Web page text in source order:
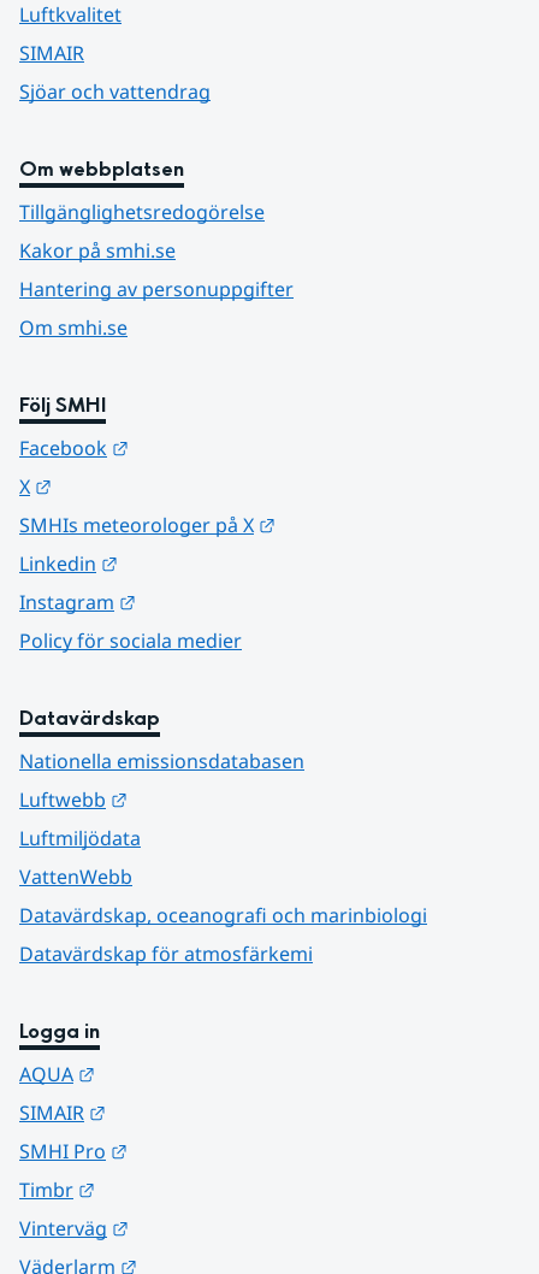
Luftkvalitet
SIMAIR
Sjöar och vattendrag
Om webbplatsen
Tillgänglighetsredogörelse
Kakor på smhi.se
Hantering av personuppgifter
Om smhi.se
Följ SMHI
Facebook
X
SMHIs meteorologer på X
Linkedin
Instagram
Policy för sociala medier
Datavärdskap
Nationella emissionsdatabasen
Luftwebb
Luftmiljödata
VattenWebb
Datavärdskap, oceanografi och marinbiologi
Datavärdskap för atmosfärkemi
Logga in
AQUA
SIMAIR
SMHI Pro
Timbr
Vinterväg
Väderlarm